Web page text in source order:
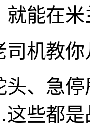
就能在
司机教
头、急
些都是